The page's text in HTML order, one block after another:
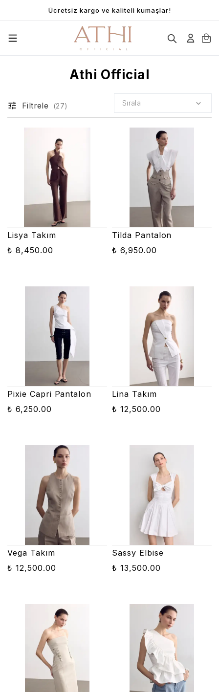
Ücretsiz kargo ve kaliteli kumaşlar!
Athi Official
Filtrele (27) Sırala
Lisya Takım
₺ 8,450.00
Tilda Pantalon
₺ 6,950.00
Pixie Capri Pantalon
₺ 6,250.00
Lina Takım
₺ 12,500.00
Vega Takım
₺ 12,500.00
Sassy Elbise
₺ 13,500.00